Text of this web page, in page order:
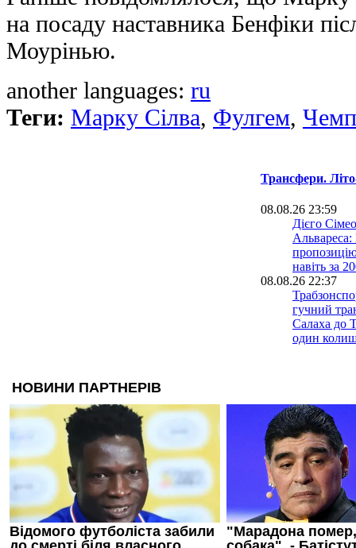
на посаду наставника Бенфіки
Моурінью.
another languages: ru
Теги: Марку Сілва, Фулгем,
Трансфери.
08.08.26 23:59
Дієго
навіть за
08.08.26 22:37
гучний
Салаха до
один
Моурінью
08.08.26 21:50
Барселона
у боротьбі
Альвареса
грошей
08.08.26 21:42
Колишній
іспанський